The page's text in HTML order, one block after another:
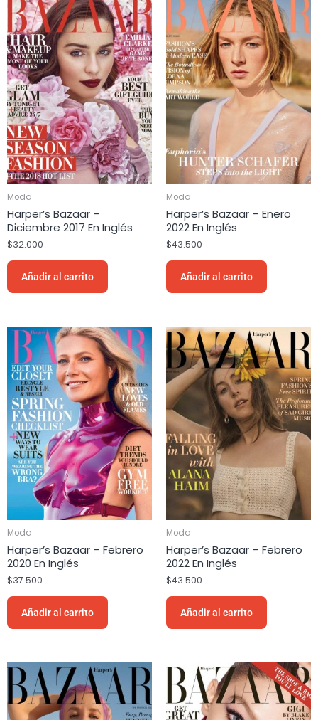
Moda
Harper’s Bazaar –
Diciembre 2017 En Inglés
$32.000
Añadir al carrito
Moda
Harper’s Bazaar – Enero
2022 En Inglés
$43.500
Añadir al carrito
Moda
Harper’s Bazaar – Febrero
2020 En Inglés
$37.500
Añadir al carrito
Moda
Harper’s Bazaar – Febrero
2022 En Inglés
$43.500
Añadir al carrito